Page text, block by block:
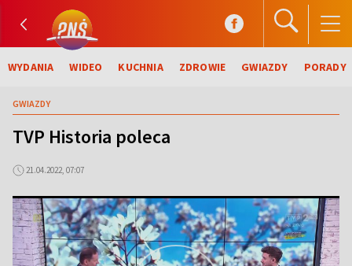
WYDANIA WIDEO KUCHNIA ZDROWIE GWIAZDY PORADY
GWIAZDY
TVP Historia poleca
21.04.2022, 07:07